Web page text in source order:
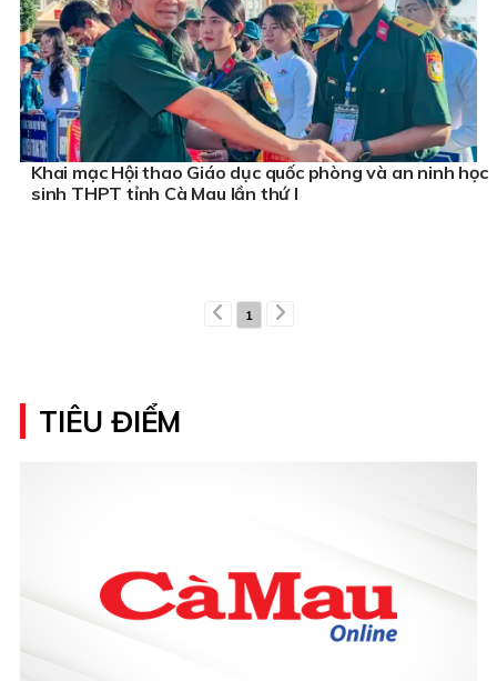
Khai mạc Hội thao Giáo dục quốc phòng và an ninh học
sinh THPT tỉnh Cà Mau lần thứ I
1
TIÊU ĐIỂM